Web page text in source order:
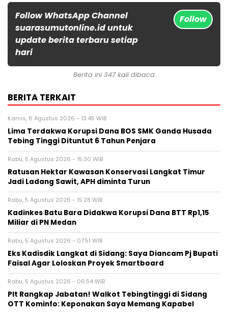
Follow WhatsApp Channel
suarasumutonline.id untuk
update berita terbaru setiap
hari
Follow
Berita ini 347 kali dibaca
BERITA TERKAIT
Kamis, 6 Agustus 2026 - 13:45 WIB
Lima Terdakwa Korupsi Dana BOS SMK Ganda Husada
Tebing Tinggi Dituntut 6 Tahun Penjara
Rabu, 5 Agustus 2026 - 15:30 WIB
Ratusan Hektar Kawasan Konservasi Langkat Timur
Jadi Ladang Sawit, APH diminta Turun
Rabu, 5 Agustus 2026 - 15:28 WIB
Kadinkes Batu Bara Didakwa Korupsi Dana BTT Rp1,15
Miliar di PN Medan
Rabu, 5 Agustus 2026 - 07:51 WIB
Eks Kadisdik Langkat di Sidang: Saya Diancam Pj Bupati
Faisal Agar Loloskan Proyek Smartboard
Rabu, 5 Agustus 2026 - 06:54 WIB
Plt Rangkap Jabatan! Walkot Tebingtinggi di Sidang
OTT Kominfo: Keponakan Saya Memang Kapabel